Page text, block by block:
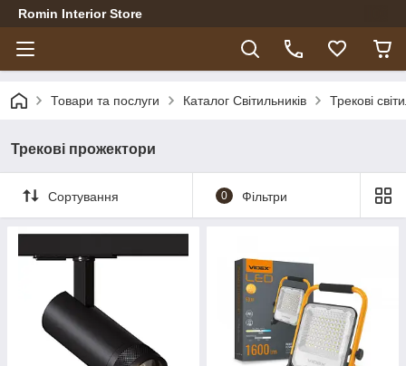
Romin Interior Store
Товари та послуги Каталог Світильників Трекові
Трекові прожектори
Сортування 0 Фільтри